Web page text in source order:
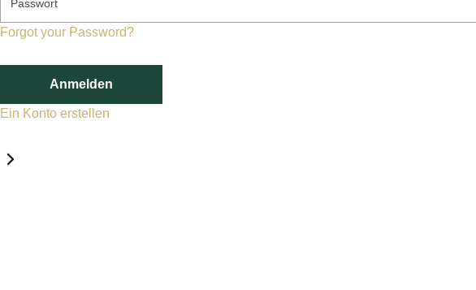
Forgot your Password?
Anmelden
Ein Konto erstellen